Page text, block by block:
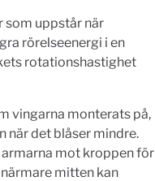
som uppstår när
rörelseenergi i en
rotationshastighet
vingarna monterats på,
när det blåser mindre.
armarna mot kroppen för
mitten kan